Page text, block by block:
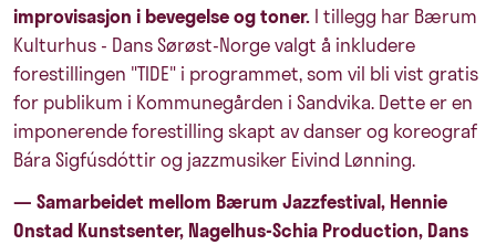
improvisasjon i bevegelse og toner. I tillegg har Bærum
Kulturhus - Dans Sørøst-Norge valgt å inkludere
forestillingen "TIDE" i programmet, som vil bli vist gratis
for publikum i Kommunegården i Sandvika. Dette er en
imponerende forestilling skapt av danser og koreograf
Bára Sigfúsdóttir og jazzmusiker Eivind Lønning.
— Samarbeidet mellom Bærum Jazzfestival, Hennie
Onstad Kunstsenter, Nagelhus-Schia Production, Dans